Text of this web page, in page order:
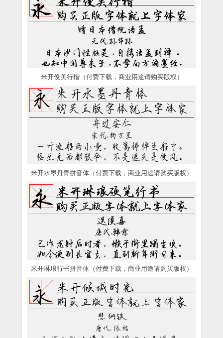
米开俊美行楷（付费下载，商业用途请购买版权）
米开水墨丹青拼音体（付费下载，商业用途请购买版权）
米开琳琅行书拼音体（付费下载，商业用途请购买版权）